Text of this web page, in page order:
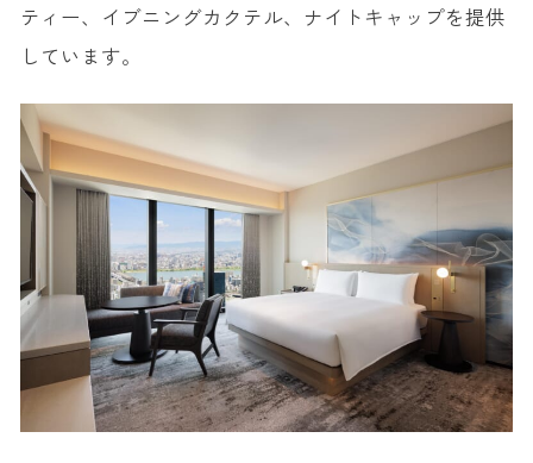
ティー、イブニングカクテル、ナイトキャップを提供
しています。